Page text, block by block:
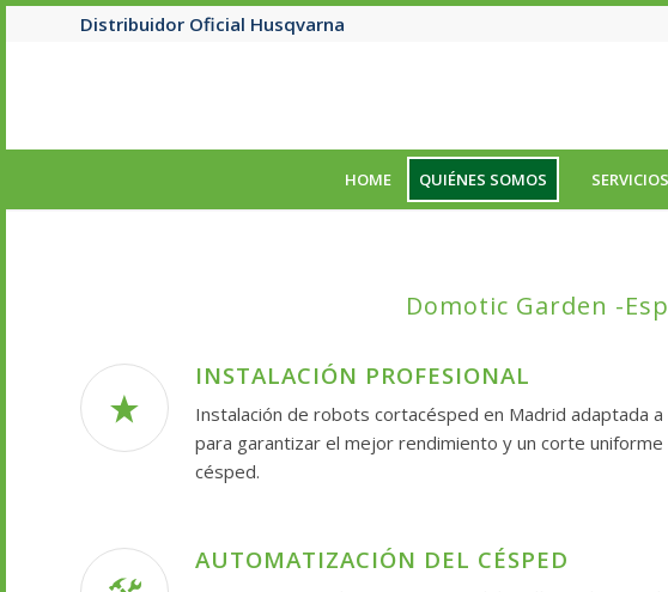
Distribuidor Oficial Husqvarna
HOME QUIÉNES SOMOS SERVICIOS
Domotic Garden -
INSTALACIÓN PROFESIONAL
Instalación de robots cortacésped en Madrid adaptada a
para garantizar el mejor rendimiento y un corte uniforme
césped.
AUTOMATIZACIÓN DEL CÉSPED